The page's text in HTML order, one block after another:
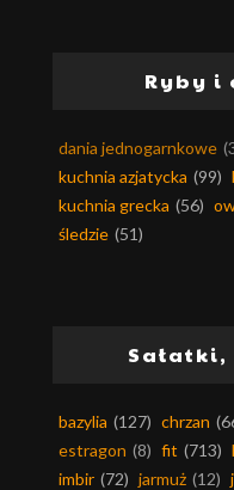
Ryby i
dania jednogarnkowe
kuchnia azjatycka (99)
kuchnia grecka (56)
śledzie (51)
Sałatki,
bazylia (127) chrzan
estragon (8) fit (713)
imbir (72) jarmuż (12)